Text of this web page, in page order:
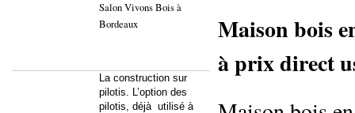
Salon Vivons Bois à
Bordeaux
La construction sur
pilotis. L’option des
pilotis, déjà utilisé à
Maison bois
à prix direct